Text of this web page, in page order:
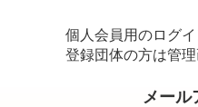
個人会員用のログイ
登録団体の方は管
メール